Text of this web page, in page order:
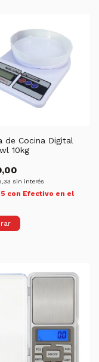
de Cocina Digital
10kg
sin interés
con Efectivo en el